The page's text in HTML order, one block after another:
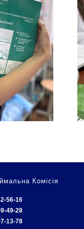
Комісія
56-16
49-28
13-78